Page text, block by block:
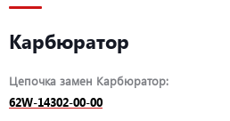
Карбюратор
Цепочка замен Карбюратор:
62W-14302-00-00